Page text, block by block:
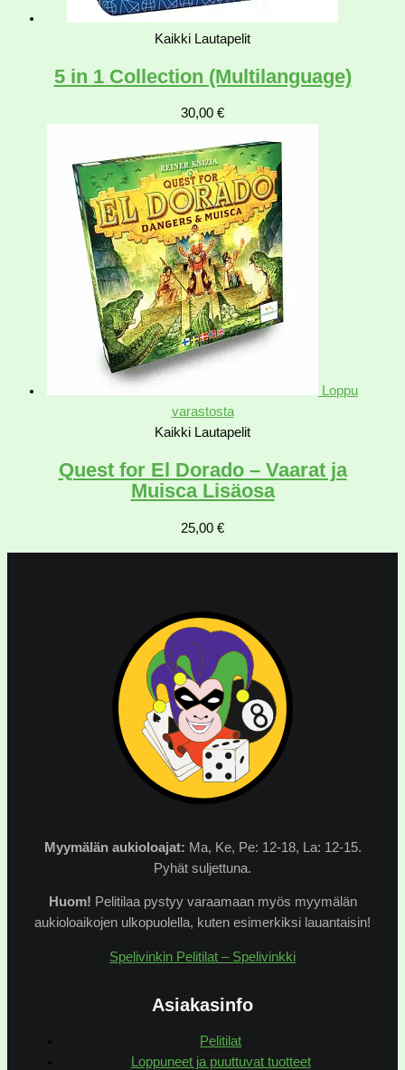
Kaikki Lautapelit
5 in 1 Collection (Multilanguage)
30,00 €
Loppu
varastosta
Kaikki Lautapelit
Quest for El Dorado – Vaarat ja
Muisca Lisäosa
25,00 €
Myymälän aukioloajat: Ma, Ke, Pe: 12-18, La: 12-15.
Pyhät suljettuna.
Huom! Pelitilaa pystyy varaamaan myös myymälän
aukioloaikojen ulkopuolella, kuten esimerkiksi lauantaisin!
Spelivinkin Pelitilat – Spelivinkki
Asiakasinfo
Pelitilat
Loppuneet ja puuttuvat tuotteet